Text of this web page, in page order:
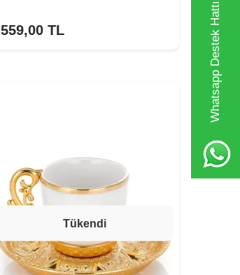
Whatsapp Destek Hattı
559,00 TL
Tükendi